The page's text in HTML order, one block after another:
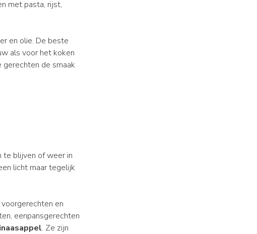
met pasta, rijst,
en olie. De beste
als voor het koken
gerechten de smaak
te blijven of weer in
licht maar tegelijk
en
eenpansgerechten
. Ze zijn